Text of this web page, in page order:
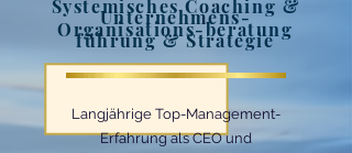
Systemisches Coaching &
Organisations-beratung
Unternehmens-
führung & Strategie
Langjährige Top-Management-
Erfahrung als CEO und